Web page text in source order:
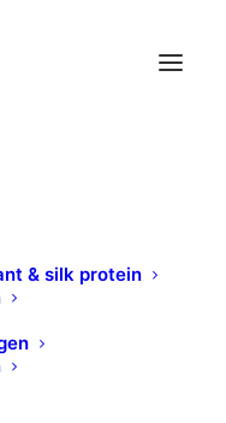
& silk protein